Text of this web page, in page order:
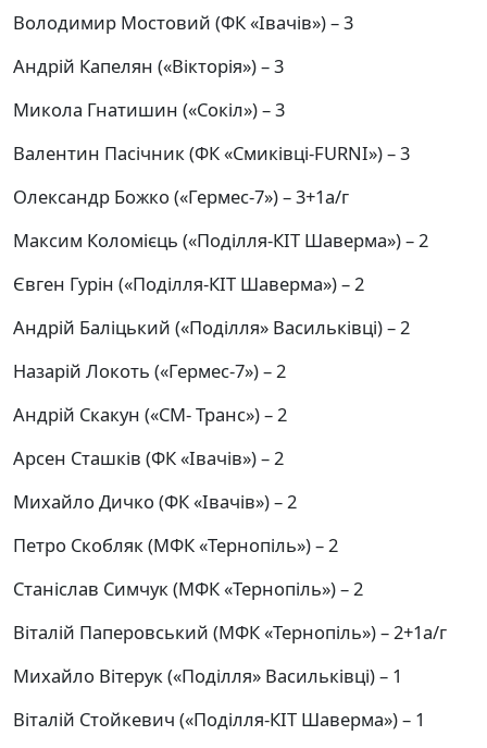
Володимир Мостовий (ФК «Івачів») – 3
Андрій Капелян («Вікторія») – 3
Микола Гнатишин («Сокіл») – 3
Валентин Пасічник (ФК «Смиківці-FURNI») – 3
Олександр Божко («Гермес-7») – 3+1а/г
Максим Коломієць («Поділля-КІТ Шаверма») – 2
Євген Гурін («Поділля-КІТ Шаверма») – 2
Андрій Баліцький («Поділля» Васильківці) – 2
Назарій Локоть («Гермес-7») – 2
Андрій Скакун («СМ- Транс») – 2
Арсен Сташків (ФК «Івачів») – 2
Михайло Дичко (ФК «Івачів») – 2
Петро Скобляк (МФК «Тернопіль») – 2
Станіслав Симчук (МФК «Тернопіль») – 2
Віталій Паперовський (МФК «Тернопіль») – 2+1а/г
Михайло Вітерук («Поділля» Васильківці) – 1
Віталій Стойкевич («Поділля-КІТ Шаверма») – 1